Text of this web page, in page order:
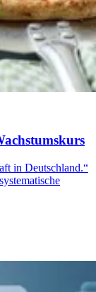
in Deutschland.“